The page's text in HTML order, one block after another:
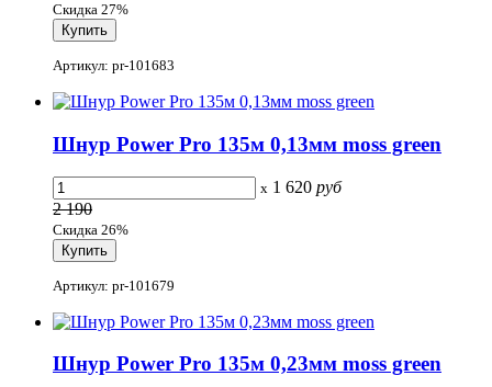
Скидка 27%
Артикул: pr-101683
Шнур Power Pro 135м 0,13мм moss green
x 1 620 руб
2 190
Скидка 26%
Артикул: pr-101679
Шнур Power Pro 135м 0,23мм moss green